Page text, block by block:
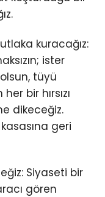
kuracağız:
ister
tüyü
bir hırsızı
dikeceğiz.
geri
Siyaseti bir
gören